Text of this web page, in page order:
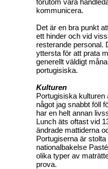
kommunicera.
Det är en bra punkt
ett hinder och vid
resterande personal.
yttersta för att prata
generellt väldigt
portugisiska.
Kulturen
Portugisiska
något jag snabbt föll
har en helt annan
Lunch äts oftast vid
ändrade mattiderna
Portugiserna är
nationalbakelse
olika typer av
prova.